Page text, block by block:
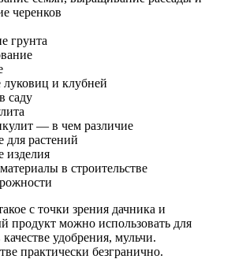
черенков
грунта
и клубней
саду
— в чем различие
для растений
в строительстве
с точки зрения дачника и
продукт можно использовать для
удобрения, мульчи.
практически безгранично.